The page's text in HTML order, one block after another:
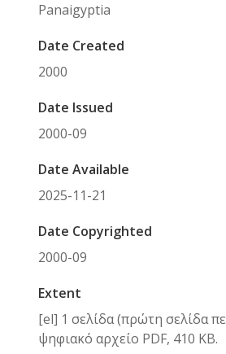
Panaigyptia
Date Created
2000
Date Issued
2000-09
Date Available
2025-11-21
Date Copyrighted
2000-09
Extent
[el] 1 σελίδα (πρώτη σελίδα
ψηφιακό αρχείο PDF, 410 KB.